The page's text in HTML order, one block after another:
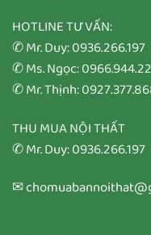
HOTLINE TƯ VẤN:
✆ Mr. Duy: 0936.266.197
✆ Ms. Ngọc:
✆ Mr. Thịnh:
THU MUA NỘI THẤT
✆ Mr. Duy: 0936.266.197
✉